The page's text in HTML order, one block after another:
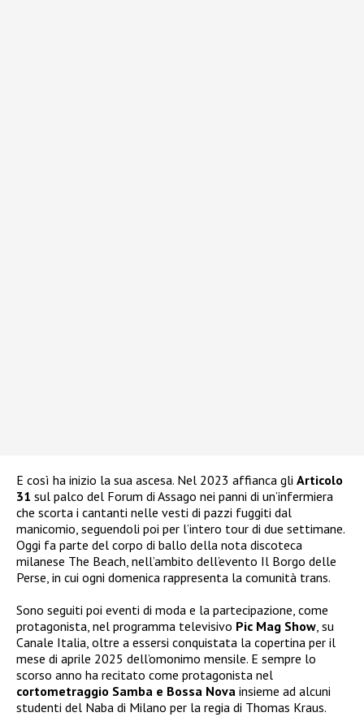
E così ha inizio la sua ascesa. Nel 2023 affianca gli Articolo
31 sul palco del Forum di Assago nei panni di un’infermiera
che scorta i cantanti nelle vesti di pazzi fuggiti dal
manicomio, seguendoli poi per l’intero tour di due settimane.
Oggi fa parte del corpo di ballo della nota discoteca
milanese The Beach, nell’ambito dell’evento Il Borgo delle
Perse, in cui ogni domenica rappresenta la comunità trans.
Sono seguiti poi eventi di moda e la partecipazione, come
protagonista, nel programma televisivo Pic Mag Show, su
Canale Italia, oltre a essersi conquistata la copertina per il
mese di aprile 2025 dell’omonimo mensile. E sempre lo
scorso anno ha recitato come protagonista nel
cortometraggio Samba e Bossa Nova insieme ad alcuni
studenti del Naba di Milano per la regia di Thomas Kraus.